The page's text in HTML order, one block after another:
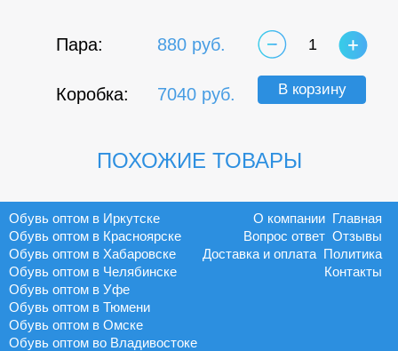
Пара: 880 руб.
Коробка: 7040 руб.
1
В корзину
ПОХОЖИЕ ТОВАРЫ
Обувь оптом в Иркутске
Обувь оптом в Красноярске
Обувь оптом в Хабаровске
Обувь оптом в Челябинске
Обувь оптом в Уфе
Обувь оптом в Тюмени
Обувь оптом в Омске
Обувь оптом во Владивостоке
Главная
О компании
Отзывы
Вопрос ответ
Политика
Доставка и оплата
Контакты